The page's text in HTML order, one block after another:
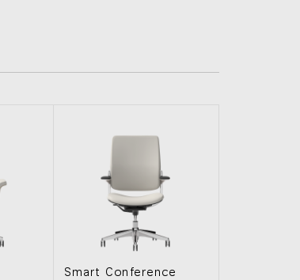
Smart Conference